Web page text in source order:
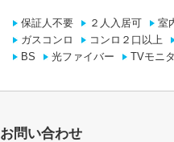
保証人不要 ２人入居可 室
ガスコンロ
コンロ２口以上
BS
光ファイバー TVモニ
お問い合わせ